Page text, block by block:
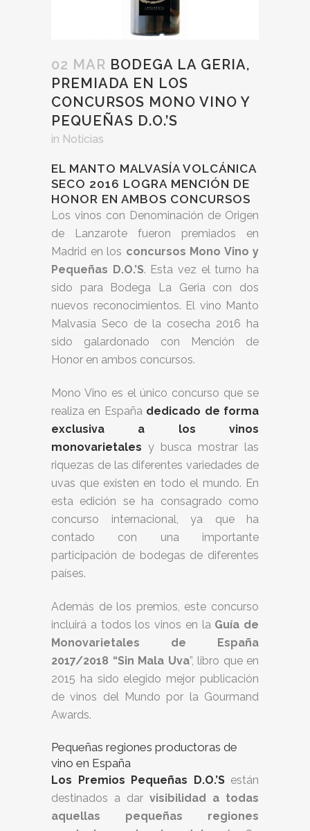
02 MAR BODEGA LA GERIA,
PREMIADA EN LOS
CONCURSOS MONO VINO Y
PEQUEÑAS D.O.’S
in Noticias
EL MANTO MALVASÍA VOLCÁNICA
SECO 2016 LOGRA MENCIÓN DE
HONOR EN AMBOS CONCURSOS
Los vinos con Denominación de Origen
de Lanzarote fueron premiados en
Madrid en los concursos Mono Vino y
Pequeñas D.O.’S. Esta vez el turno ha
sido para Bodega La Geria con dos
nuevos reconocimientos. El vino Manto
Malvasía Seco de la cosecha 2016 ha
sido galardonado con Mención de
Honor en ambos concursos.
Mono Vino es el único concurso que se
realiza en España dedicado de forma
exclusiva a los vinos
monovarietales y busca mostrar las
riquezas de las diferentes variedades de
uvas que existen en todo el mundo. En
esta edición se ha consagrado como
concurso internacional, ya que ha
contado con una importante
participación de bodegas de diferentes
países.
Además de los premios, este concurso
incluirá a todos los vinos en la Guía de
Monovarietales de España
2017/2018 “Sin Mala Uva”, libro que en
2015 ha sido elegido mejor publicación
de vinos del Mundo por la Gourmand
Awards.
Pequeñas regiones productoras de
vino en España
Los Premios Pequeñas D.O.’Sestán
destinados a dar visibilidad a todas
aquellas pequeñas regiones